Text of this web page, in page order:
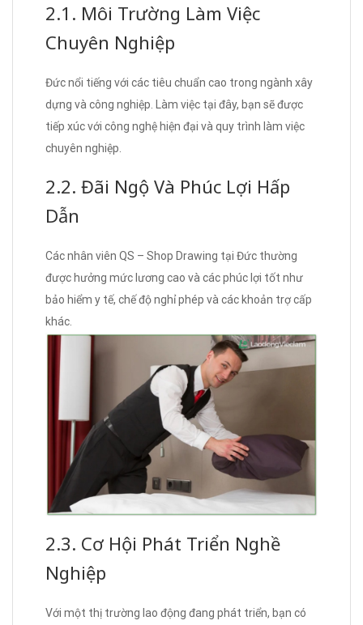
2.1. Môi Trường Làm Việc
Chuyên Nghiệp
Đức nổi tiếng với các tiêu chuẩn cao trong ngành xây
dựng và công nghiệp. Làm việc tại đây, bạn sẽ được
tiếp xúc với công nghệ hiện đại và quy trình làm việc
chuyên nghiệp.
2.2. Đãi Ngộ Và Phúc Lợi Hấp
Dẫn
Các nhân viên QS – Shop Drawing tại Đức thường
được hưởng mức lương cao và các phúc lợi tốt như
bảo hiểm y tế, chế độ nghỉ phép và các khoản trợ cấp
khác.
2.3. Cơ Hội Phát Triển Nghề
Nghiệp
Với một thị trường lao động đang phát triển, bạn có